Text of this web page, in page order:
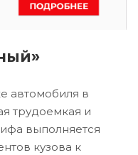
автомобиля в
трудоемкая и
выполняется
кузова к